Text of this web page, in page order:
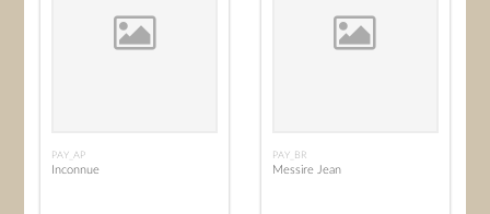
PAY_AP
Inconnue
PAY_BR
Messire Jean